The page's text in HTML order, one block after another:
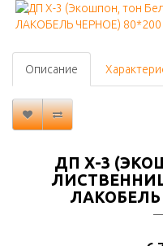
Описание
ДП Х-3
ЛАКОБЕЛЬ